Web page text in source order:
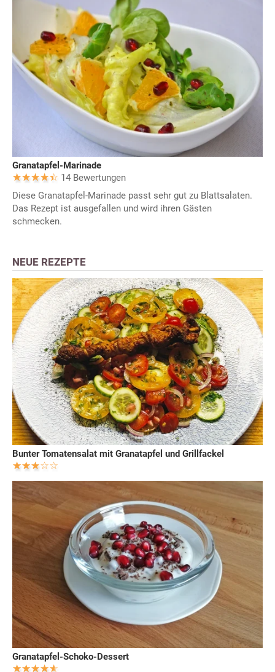
Granatapfel-Marinade
14 Bewertungen
Diese Granatapfel-Marinade passt sehr gut zu Blattsalaten.
Das Rezept ist ausgefallen und wird ihren Gästen
schmecken.
NEUE REZEPTE
Bunter Tomatensalat mit Granatapfel und Grillfackel
Granatapfel-Schoko-Dessert